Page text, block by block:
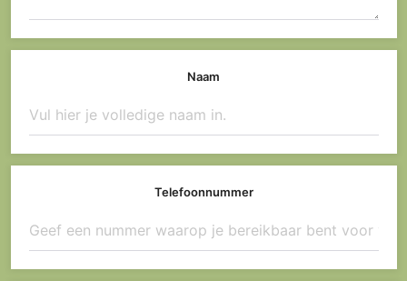
Naam
Telefoonnummer